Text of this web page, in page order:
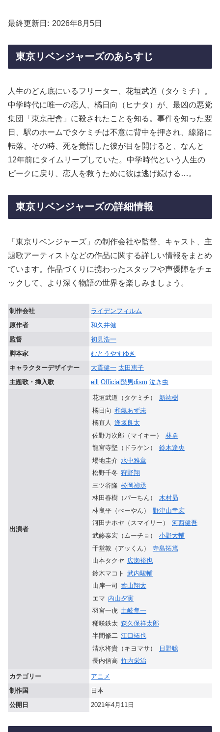
最終更新日 2026年8月5日
東京リベンジャーズのあらすじ
人生のどん底にいるフリーター、花垣武道（タケミチ）。
中学時代に唯一の恋人、橘日向（ヒナタ）が、最凶の悪党
集団「東京卍會」に殺されたことを知る。事件を知った翌
日、駅のホームでタケミチは不意に背中を押され、線路に
転落。その時、死を覚悟した彼が目を開けると、なんと
12年前にタイムリープしていた。中学時代という人生の
ピークに戻り、恋人を救うために彼は逃げ続ける…。
東京リベンジャーズの詳細情報
「東京リベンジャーズ」の制作会社や監督、キャスト、主
題歌アーティストなどの作品に関する詳しい情報をまとめ
ています。作品づくりに携わったスタッフや声優陣をチェ
ックして、より深く物語の世界を楽しみましょう。
制作会社
ライデンフィルム
原作者
和久井健
監督
初見浩一
脚本家
むとうやすゆき
キャラクターデザイナー
大貫健一 太田恵子
主題歌・挿入歌
eill Official髭男dism 泣き虫
出演者
花垣武道（タケミチ）
新祐樹
橘日向 和氣あず未
橘直人 逢坂良太
佐野万次郎（マイキー）
林勇
龍宮寺堅（ドラケン）
鈴木達央
場地圭介 水中雅章
松野千冬 狩野翔
三ツ谷隆 松岡禎丞
林田春樹（パーちん）
木村昴
林良平（ぺーやん）
野津山幸宏
河田ナホヤ（スマイリー）
河西健吾
武藤泰宏（ムーチョ）
小野大輔
千堂敦（アッくん）
寺島拓篤
山本タクヤ 広瀬裕也
鈴木マコト 武内駿輔
山岸一司 葉山翔太
エマ 内山夕実
羽宮一虎 土岐隼一
稀咲鉄太 森久保祥太郎
半間修二 江口拓也
清水将貴（キヨマサ）
日野聡
長内信高 竹内栄治
カテゴリー
アニメ
制作国
日本
公開日
2021年4月11日